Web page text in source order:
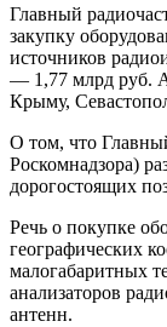
Главный
закупку
источников
— 1,77 млрд руб.
Крыму,
О том, что
Роскомнадзора)
дорогостоящих
Речь о покупке
географических
малогабаритных
анализаторов
антенн.